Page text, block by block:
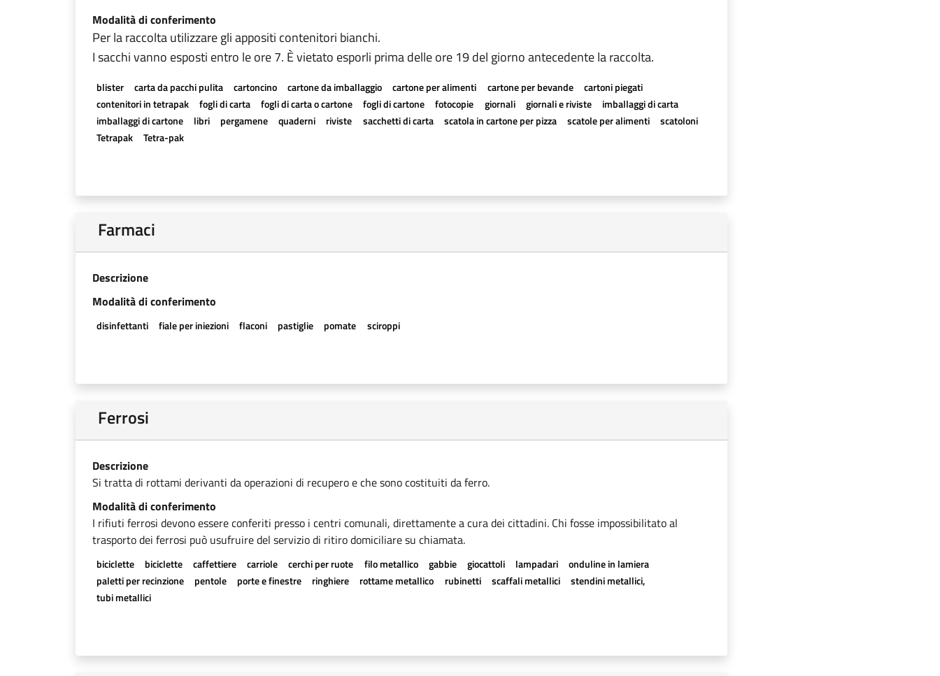
Modalità di conferimento
Per la raccolta utilizzare gli appositi contenitori bianchi.
I sacchi vanno esposti entro le ore 7. È vietato esporli prima delle ore 19 del giorno antecedente la raccolta.
blister carta da pacchi pulita cartoncino cartone da imballaggio cartone per alimenti cartone per bevande
cartoni piegati
contenitori in tetrapak
fogli di carta fogli di carta o cartone fogli di cartone fotocopie giornali giornali e riviste
imballaggi di carta
imballaggi di cartone
libri pergamene quaderni riviste sacchetti di carta scatola in cartone per pizza scatole per alimenti
scatoloni
Tetrapak
Tetra-pak
Farmaci
Descrizione
Modalità di conferimento
disinfettanti fiale per iniezioni flaconi pastiglie pomate sciroppi
Ferrosi
Descrizione
Si tratta di rottami derivanti da operazioni di recupero e che sono costituiti da ferro.
Modalità di conferimento
I rifiuti ferrosi devono essere conferiti presso i centri comunali, direttamente a cura dei cittadini. Chi fosse impossibilitato al
trasporto dei ferrosi può usufruire del servizio di ritiro domiciliare su chiamata.
biciclette biciclette caffettiere carriole cerchi per ruote filo metallico gabbie giocattoli lampadari
onduline in lamiera
paletti per recinzione
pentole porte e finestre ringhiere rottame metallico rubinetti scaffali metallici
stendini metallici,
tubi metallici